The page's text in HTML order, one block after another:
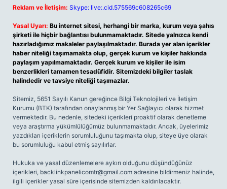
Reklam ve İletişim: Skype: live:.cid.575569c608265c69
Yasal Uyarı: Bu internet sitesi, herhangi bir marka, kurum veya şahıs
şirketi ile hiçbir bağlantısı bulunmamaktadır. Sitede yalnızca kendi
hazırladığımız makaleler paylaşılmaktadır. Burada yer alan içerikler
haber niteliği taşımamakta olup, gerçek kurum ve kişiler hakkında
paylaşım yapılmamaktadır. Gerçek kurum ve kişiler ile isim
benzerlikleri tamamen tesadüfidir. Sitemizdeki bilgiler taslak
halindedir ve tavsiye niteliği taşımazlar.
Sitemiz, 5651 Sayılı Kanun gereğince Bilgi Teknolojileri ve İletişim
Kurumu (BTK) tarafından onaylanmış bir Yer Sağlayıcı olarak hizmet
vermektedir. Bu nedenle, sitedeki içerikleri proaktif olarak denetleme
veya araştırma yükümlülüğümüz bulunmamaktadır. Ancak, üyelerimiz
yazdıkları içeriklerin sorumluluğunu taşımakta olup, siteye üye olarak
bu sorumluluğu kabul etmiş sayılırlar.
Hukuka ve yasal düzenlemelere aykırı olduğunu düşündüğünüz
içerikleri, backlinkpanelicomtr@gmail.com adresine bildirmeniz halinde,
ilgili içerikler yasal süre içerisinde sitemizden kaldırılacaktır.